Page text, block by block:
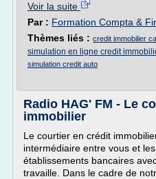
Voir la suite
Par : Formation Compta &
Thèmes liés : credit immobilier
simulation en ligne credit
simulation credit auto
Radio HAG' FM - Le
immobilier
Le courtier en crédit
intermédiaire entre vous et les
établissements bancaires
travaille. Dans le cadre de